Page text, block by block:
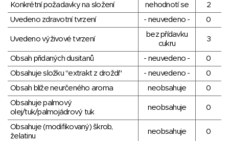
Konkrétní požadavky na složení
nehodnotí se
2
Uvedeno zdravotní tvrzení
- neuvedeno - 0
Uvedeno výživové tvrzení
bez přídavku
cukru
3
Obsah přidaných dusitanů - neuvedeno -
0
Obsahuje složku "extrakt z droždí"
- neuvedeno -
0
Obsah blíže neurčeného aroma
neobsahuje
0
Obsahuje palmový
olej/tuk/palmojádrový tuk
neobsahuje 0
Obsahuje (modifikovaný) škrob,
želatinu
neobsahuje 0